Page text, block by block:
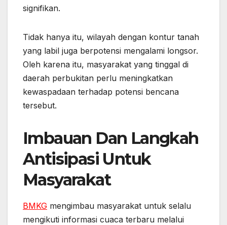
signifikan.
Tidak hanya itu, wilayah dengan kontur tanah
yang labil juga berpotensi mengalami longsor.
Oleh karena itu, masyarakat yang tinggal di
daerah perbukitan perlu meningkatkan
kewaspadaan terhadap potensi bencana
tersebut.
Imbauan Dan Langkah
Antisipasi Untuk
Masyarakat
BMKG mengimbau masyarakat untuk selalu
mengikuti informasi cuaca terbaru melalui